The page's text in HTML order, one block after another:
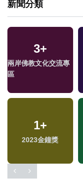
新聞分類
3+
兩岸佛教文化交流專
區
1+
2023金鐘獎